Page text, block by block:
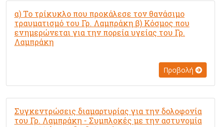
α) Το τρίκυκλο που προκάλεσε τον θανάσιμο
τραυματισμό του Γρ. Λαμπράκη β) Κόσμος που
ενημερώνεται για την πορεία υγείας του Γρ.
Λαμπράκη
Προβολή
Συγκεντρώσεις διαμαρτυρίας για την δολοφονία
του Γρ. Λαμπράκη - Συμπλοκές με την αστυνομία